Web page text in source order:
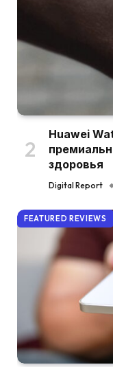
Huawei
здоровья
Digital Report
FEATURED REVIEWS